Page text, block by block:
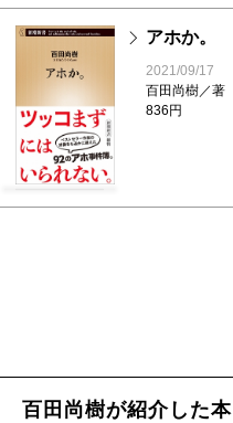
アホか。
2021/09/17
百田尚樹／著
836円
百田尚樹が紹介した本